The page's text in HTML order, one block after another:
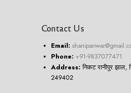
Contact Us
Email:
Phone: +91-9837077471
Address:निकट रानीपुर झाल,
249402